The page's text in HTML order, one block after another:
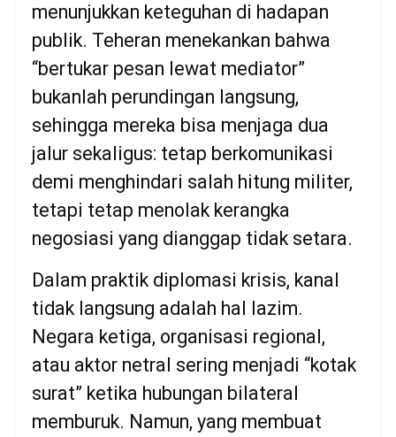
menunjukkan keteguhan di hadapan
publik. Teheran menekankan bahwa
“bertukar pesan lewat mediator”
bukanlah perundingan langsung,
sehingga mereka bisa menjaga dua
jalur sekaligus: tetap berkomunikasi
demi menghindari salah hitung militer,
tetapi tetap menolak kerangka
negosiasi yang dianggap tidak setara.
Dalam praktik diplomasi krisis, kanal
tidak langsung adalah hal lazim.
Negara ketiga, organisasi regional,
atau aktor netral sering menjadi “kotak
surat” ketika hubungan bilateral
memburuk. Namun, yang membuat